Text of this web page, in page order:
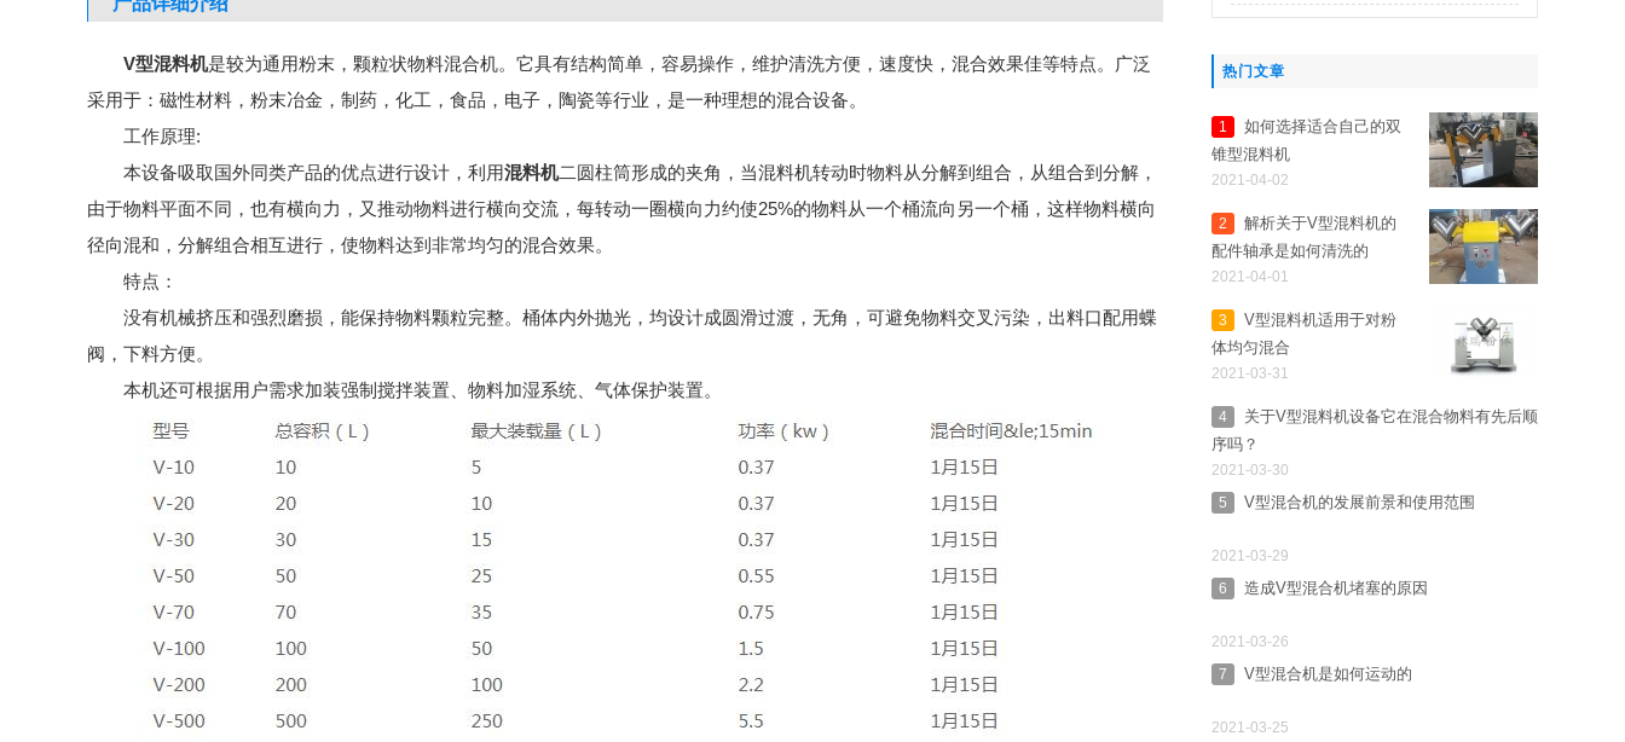
V型混料机是较为通用粉末，颗粒状物料混合机。它具有结构简单，容易操作，维护清洗方便，速度快，混合效果佳等特点。广泛
采用于：磁性材料，粉末冶金，制药，化工，食品，电子，陶瓷等行业，是一种理想的混合设备。
工作原理:
本设备吸取国外同类产品的优点进行设计，利用混料机二圆柱筒形成的夹角，当混料机转动时物料从分解到组合，从组合到分解，
由于物料平面不同，也有横向力，又推动物料进行横向交流，每转动一圈横向力约使25%的物料从一个桶流向另一个桶，这样物料横向
径向混和，分解组合相互进行，使物料达到非常均匀的混合效果。
特点：
没有机械挤压和强烈磨损，能保持物料颗粒完整。桶体内外抛光，均设计成圆滑过渡，无角，可避免物料交叉污染，出料口配用蝶
阀，下料方便。
本机还可根据用户需求加装强制搅拌装置、物料加湿系统、气体保护装置。
热门文章
1
如何选择适合自己的双
锥型混料机
2021-04-02
2
解析关于V型混料机的
配件轴承是如何清洗的
2021-04-01
3
V型混料机适用于对粉
体均匀混合
2021-03-31
4
关于V型混料机设备它在混合物料有先后顺
序吗？
2021-03-30
5
V型混合机的发展前景和使用范围
2021-03-29
6
造成V型混合机堵塞的原因
2021-03-26
7
V型混合机是如何运动的
2021-03-25